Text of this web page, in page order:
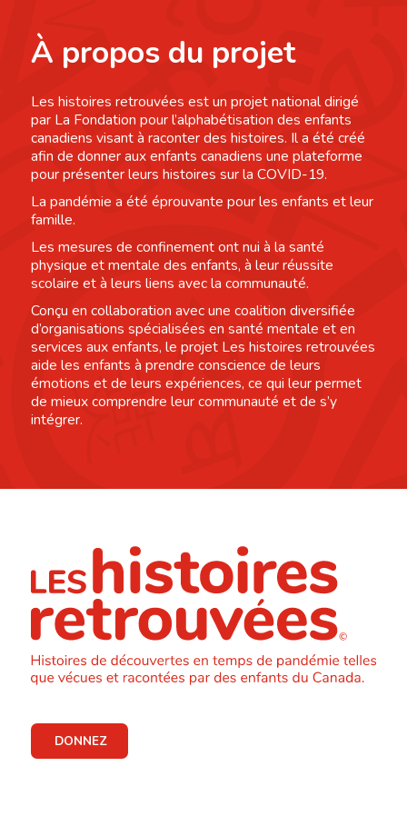
À propos du projet
Les histoires retrouvées est un projet national dirigé
par La Fondation pour l’alphabétisation des enfants
canadiens visant à raconter des histoires. Il a été créé
afin de donner aux enfants canadiens une plateforme
pour présenter leurs histoires sur la COVID-19.
La pandémie a été éprouvante pour les enfants et leur
famille.
Les mesures de confinement ont nui à la santé
physique et mentale des enfants, à leur réussite
scolaire et à leurs liens avec la communauté.
Conçu en collaboration avec une coalition diversifiée
d’organisations spécialisées en santé mentale et en
services aux enfants, le projet Les histoires retrouvées
aide les enfants à prendre conscience de leurs
émotions et de leurs expériences, ce qui leur permet
de mieux comprendre leur communauté et de s’y
intégrer.
DONNEZ